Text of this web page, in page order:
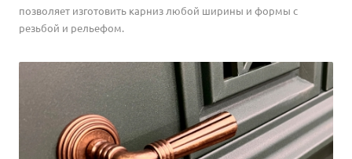
позволяет изготовить карниз любой ширины и формы с
резьбой и рельефом.